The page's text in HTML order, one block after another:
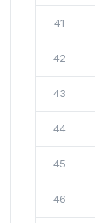
41
42
43
44
45
46